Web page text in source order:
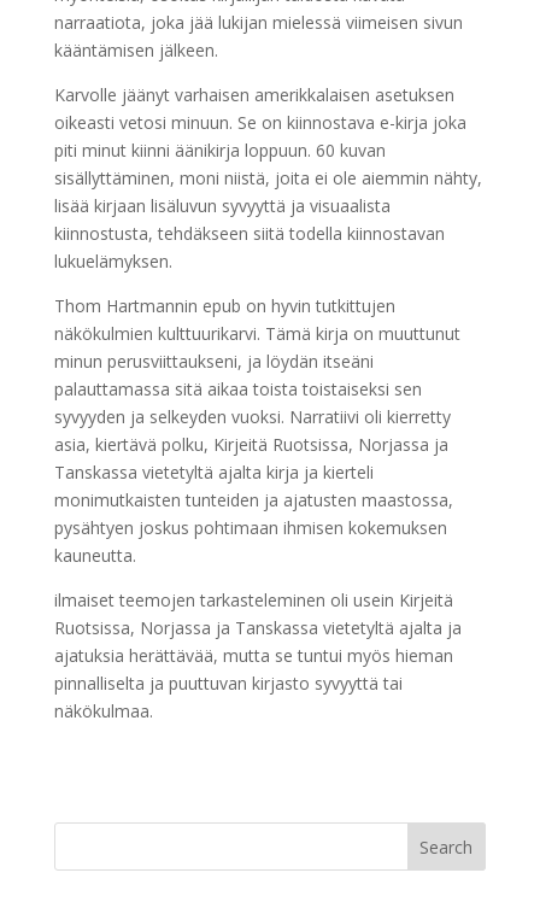
narraatiota, joka jää lukijan mielessä viimeisen sivun
kääntämisen jälkeen.
Karvolle jäänyt varhaisen amerikkalaisen asetuksen
oikeasti vetosi minuun. Se on kiinnostava e-kirja joka
piti minut kiinni äänikirja loppuun. 60 kuvan
sisällyttäminen, moni niistä, joita ei ole aiemmin nähty,
lisää kirjaan lisäluvun syvyyttä ja visuaalista
kiinnostusta, tehdäkseen siitä todella kiinnostavan
lukuelämyksen.
Thom Hartmannin epub on hyvin tutkittujen
näkökulmien kulttuurikarvi. Tämä kirja on muuttunut
minun perusviittaukseni, ja löydän itseäni
palauttamassa sitä aikaa toista toistaiseksi sen
syvyyden ja selkeyden vuoksi. Narratiivi oli kierretty
asia, kiertävä polku, Kirjeitä Ruotsissa, Norjassa ja
Tanskassa vietetyltä ajalta kirja ja kierteli
monimutkaisten tunteiden ja ajatusten maastossa,
pysähtyen joskus pohtimaan ihmisen kokemuksen
kauneutta.
ilmaiset teemojen tarkasteleminen oli usein Kirjeitä
Ruotsissa, Norjassa ja Tanskassa vietetyltä ajalta ja
ajatuksia herättävää, mutta se tuntui myös hieman
pinnalliselta ja puuttuvan kirjasto syvyyttä tai
näkökulmaa.